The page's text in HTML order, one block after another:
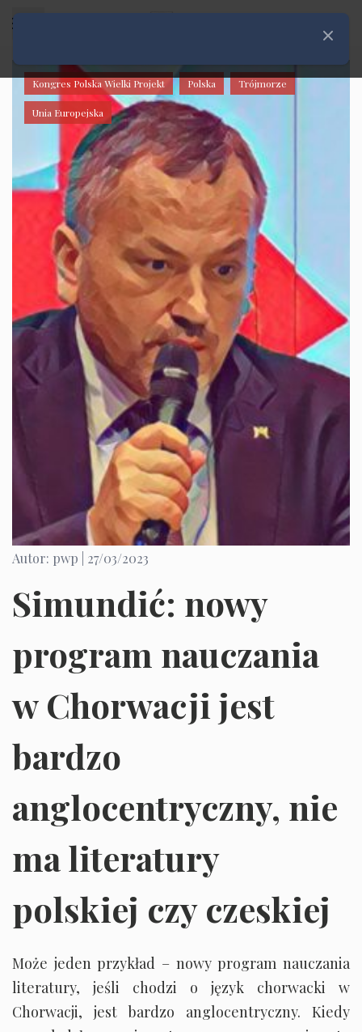
Kongres Polska Wielki Projekt Polska Trójmorze
Unia Europejska
Autor: pwp | 27/03/2023
Simundić: nowy
program nauczania
w Chorwacji jest
bardzo
anglocentryczny, nie
ma literatury
polskiej czy czeskiej
Może jeden przykład – nowy program nauczania
literatury, jeśli chodzi o język chorwacki w
Chorwacji, jest bardzo anglocentryczny. Kiedy
Zamknij